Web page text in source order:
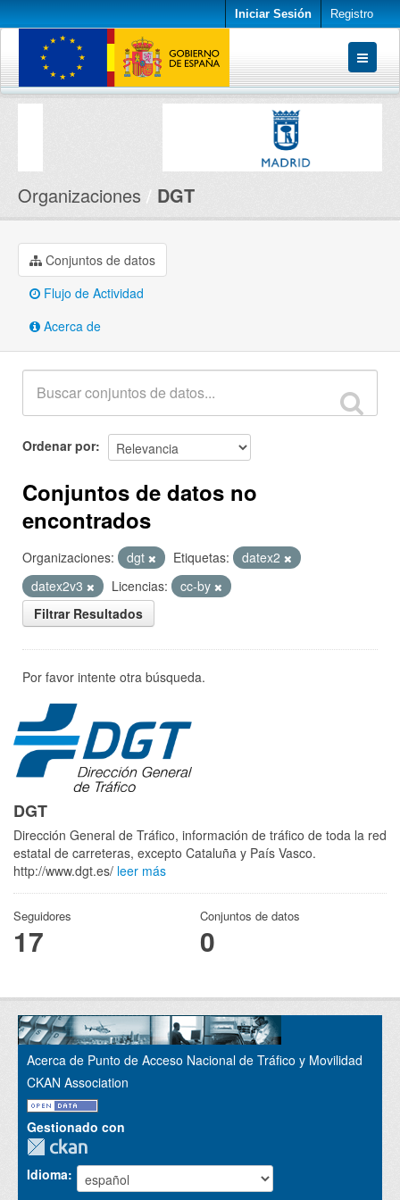
Iniciar Sesión Registro
Conjuntos de datos
Organizaciones DGT
Conjuntos de datos
Flujo de Actividad
Acerca de
Ordenar por
Conjuntos de datos no
encontrados
Organizaciones: dgt Etiquetas:
datex2
datex2v3
Licencias:
cc-by
Filtrar Resultados
Por favor intente otra búsqueda.
DGT
Dirección General de Tráfico, información de tráfico de toda la red
estatal de carreteras, excepto Cataluña y País Vasco.
http://www.dgt.es/ leer más
Seguidores
17
Conjuntos de datos
0
Acerca de Punto de Acceso Nacional de Tráfico y Movilidad
CKAN Association
Gestionado con
Idioma